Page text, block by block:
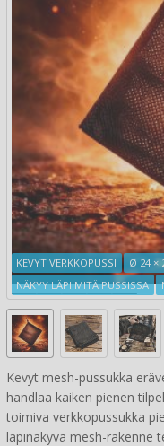
KEVYT VERKKOPUSSI Ø 24 ×
NÄKYY LÄPI MITÄ PUSSISSA
Kevyt mesh-pussukka
handlaa kaiken pienen
toimiva verkkopussukka
läpinäkyvä mesh-rakenne